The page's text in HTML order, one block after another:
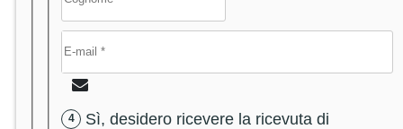
Sì, desidero ricevere la ricevuta di